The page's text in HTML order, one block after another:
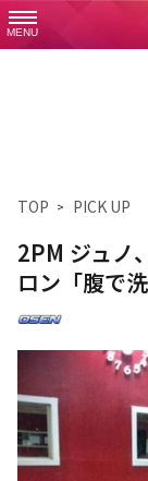
MENU
TOP PICK UP
2PM ジュノ
ロン「腹で